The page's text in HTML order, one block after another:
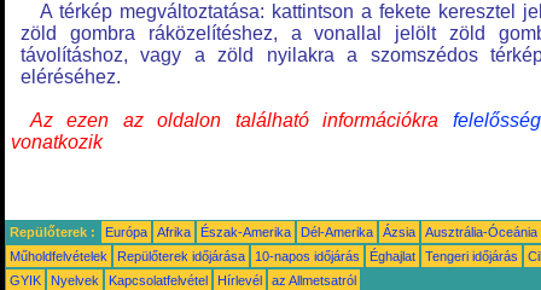
A térkép megváltoztatása: kattintson a fekete keresztel
zöld gombra ráközelítéshez, a vonallal jelölt zöld
távolításhoz, vagy a zöld nyilakra a szomszédos
eléréséhez.
Az ezen az oldalon található információkra
vonatkozik
Repülőterek : Európa Afrika Észak-Amerika Dél-Amerika Ázsia
Ausztrália-Óceánia
Műholdfelvételek
Repülőterek időjárása 10-napos időjárás Éghajlat Tengeri időjárás
GYIK
Nyelvek Kapcsolatfelvétel Hírlevél az Allmetsatról